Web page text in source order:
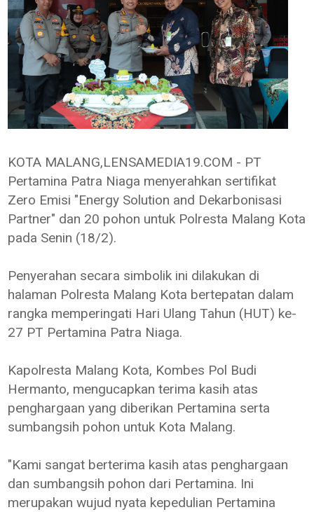
KOTA MALANG,LENSAMEDIA19.COM - PT
Pertamina Patra Niaga menyerahkan sertifikat
Zero Emisi "Energy Solution and Dekarbonisasi
Partner" dan 20 pohon untuk Polresta Malang Kota
pada Senin (18/2).
Penyerahan secara simbolik ini dilakukan di
halaman Polresta Malang Kota bertepatan dalam
rangka memperingati Hari Ulang Tahun (HUT) ke-
27 PT Pertamina Patra Niaga.
Kapolresta Malang Kota, Kombes Pol Budi
Hermanto, mengucapkan terima kasih atas
penghargaan yang diberikan Pertamina serta
sumbangsih pohon untuk Kota Malang.
"Kami sangat berterima kasih atas penghargaan
dan sumbangsih pohon dari Pertamina. Ini
merupakan wujud nyata kepedulian Pertamina